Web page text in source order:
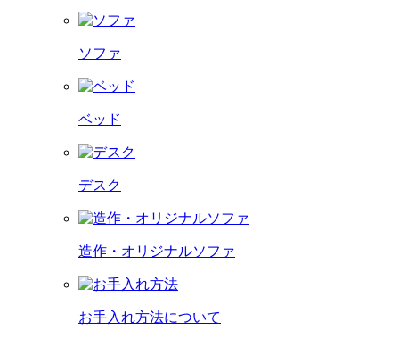
ソファ
ベッド
デスク
造作・オリジナルソファ
お手入れ方法について